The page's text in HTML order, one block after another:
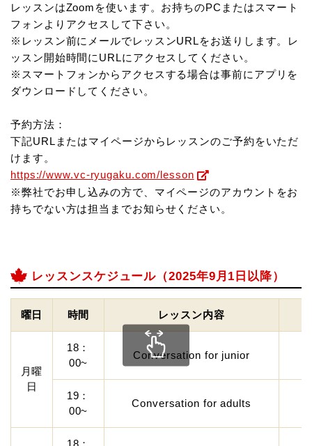
レッスンはZoomを使います。お持ちのPCまたはスマート
フォンよりアクセスして下さい。
※レッスン前にメールでレッスンURLをお送りします。レ
ッスン開始時間にURLにアクセスしてください。
※スマートフォンからアクセスする場合は事前にアプリを
ダウンロードしてください。
予約方法：
下記URLまたはマイページからレッスンのご予約をいただ
けます。
https://www.vc-ryugaku.com/lesson
※弊社でお申し込みの方で、マイページのアカウントをお
持ちでない方は担当までお知らせください。
レッスンスケジュール（2025年9月1日以降）
曜日 時間 レッスン内容
月曜
日
18：
00~
Conversation for junior
19：
00~
Conversation for adults
18：